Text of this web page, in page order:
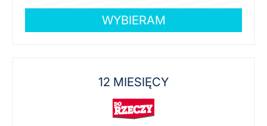
WYBIERAM
12 MIESIĘCY